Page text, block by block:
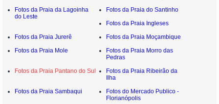
Fotos da Praia da Lagoinha
do Leste
Fotos da Praia do Santinho
Fotos da Praia Ingleses
Fotos da Praia Jurerê
Fotos da Praia Moçambique
Fotos da Praia Mole
Fotos da Praia Morro das
Pedras
Fotos da Praia Pantano do Sul
Fotos da Praia Ribeirão da
Ilha
Fotos da Praia Sambaqui
Fotos do Mercado Publico -
Florianópolis